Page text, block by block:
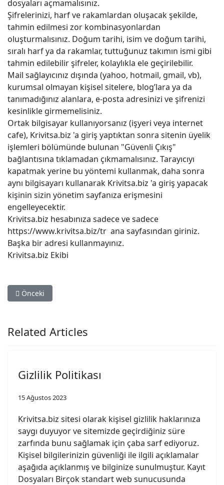
dosyaları açmamalısınız.
Şifrelerinizi, harf ve rakamlardan oluşacak şekilde,
tahmin edilmesi zor kombinasyonlardan
oluşturmalısınız. Doğum tarihi, isim ve doğum tarihi,
sıralı harf ya da rakamlar, tuttuğunuz takımın ismi gibi
tahmin edilebilir şifreler, kolaylıkla ele geçirilebilir.
Mail sağlayıcınız dışında (yahoo, hotmail, gmail, vb),
kurumsal olmayan kişisel sitelere, blog’lara ya da
tanımadığınız alanlara, e-posta adresinizi ve şifrenizi
kesinlikle girmemelisiniz.
Ortak bilgisayar kullanıyorsanız (işyeri veya internet
cafe), Krivitsa.biz 'a giriş yaptıktan sonra sitenin üyelik
işlemleri bölümünde bulunan "Güvenli Çıkış"
bağlantısına tıklamadan çıkmamalısınız. Tarayıcıyı
kapatmak yerine bu yöntemi kullanmak, daha sonra
aynı bilgisayarı kullanarak Krivitsa.biz 'a giriş yapacak
kişinin sizin yönetim sayfanıza erişmesini
engelleyecektir.
Krivitsa.biz hesabınıza sadece ve sadece
https://www.krivitsa.biz/tr ana sayfasından giriniz.
Başka bir adresi kullanmayınız.
Krivitsa.biz Ekibi
Önceki makale: Gizlilik Politikası
Önceki
Related Articles
Gizlilik Politikası
15 Ağustos 2023
Krivitsa.biz sitesi olarak kişisel gizlilik haklarınıza
saygı duyuyor ve sitemizde geçirdiğiniz süre
zarfında bunu sağlamak için çaba sarf ediyoruz.
Kişisel bilgilerinizin güvenliği ile ilgili açıklamalar
aşağıda açıklanmış ve bilginize sunulmuştur. Kayıt
Dosyaları Birçok standart web sunucusunda